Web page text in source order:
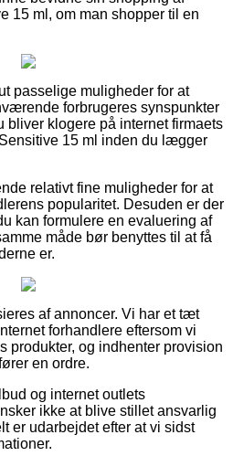
15 ml, om man shopper til en
passelige muligheder for at
forbrugeres synspunkter
bliver klogere på internet firmaets
15 ml inden du lægger
relativt fine muligheder for at
popularitet. Desuden er der
kan formulere en evaluering af
måde bør benyttes til at få
er.
af annoncer. Vi har et tæt
forhandlere eftersom vi
produkter, og indhenter provision
en ordre.
og internet outlets
ikke at blive stillet ansvarlig
er udarbejdet efter at vi sidst